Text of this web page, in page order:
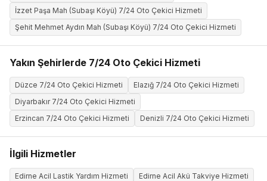
İzzet Paşa Mah (Subaşı Köyü) 7/24 Oto Çekici Hizmeti
Şehit Mehmet Aydın Mah (Subaşı Köyü) 7/24 Oto Çekici Hizmeti
Yakın Şehirlerde 7/24 Oto Çekici Hizmeti
Düzce 7/24 Oto Çekici Hizmeti
Elazığ 7/24 Oto Çekici Hizmeti
Diyarbakır 7/24 Oto Çekici Hizmeti
Erzincan 7/24 Oto Çekici Hizmeti
Denizli 7/24 Oto Çekici Hizmeti
İlgili Hizmetler
Edirne Acil Lastik Yardım Hizmeti
Edirne Acil Akü Takviye Hizmeti